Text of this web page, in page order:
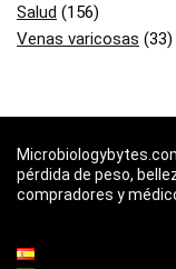
Salud (156)
Venas varicosas (33)
pérdida de peso,
compradores y